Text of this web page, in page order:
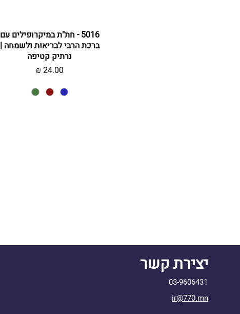
תצוגה מהירה
5016 - חת"ת במיקרופילים עם
ברכת הרבי לבריאות ולשמחה |
נרתיק קטיפה
מחיר
יצירת קשר
03-9606431
ir@770.mn